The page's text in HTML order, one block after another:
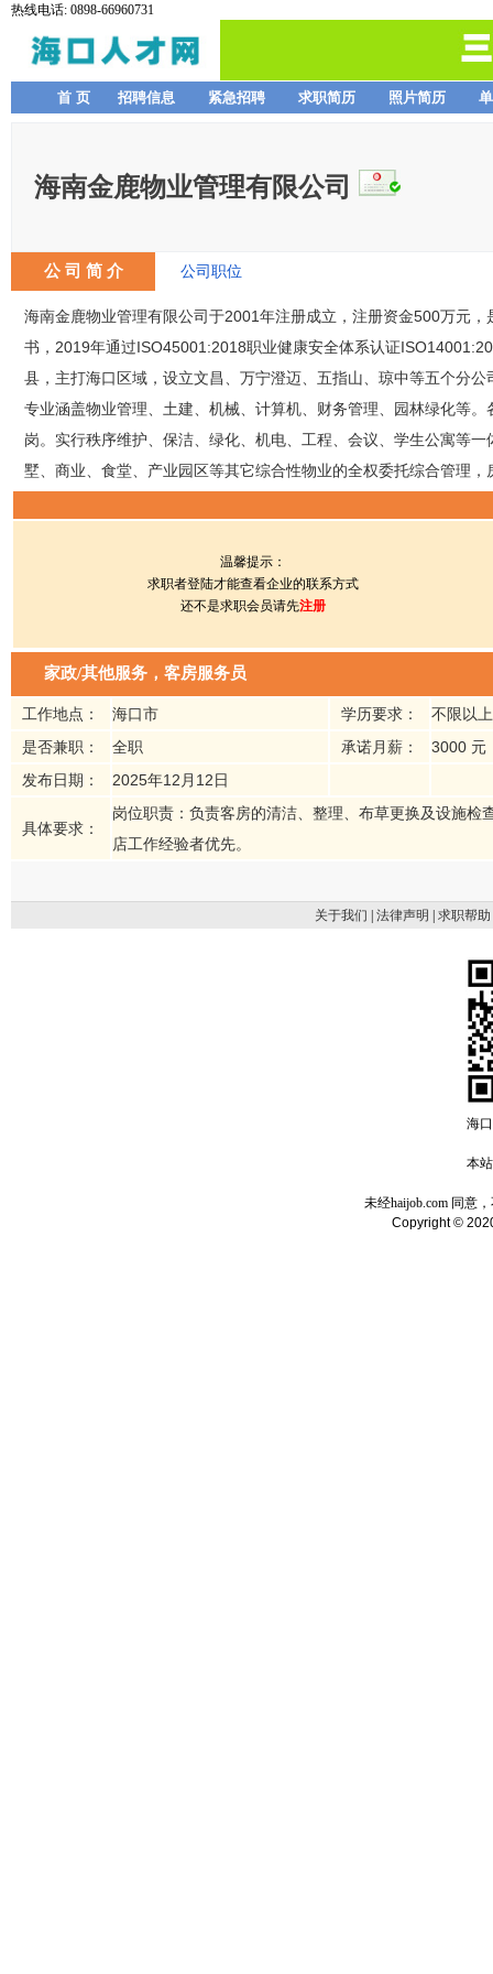
热线电话: 0898-66960731
首 页 招聘信息 紧急招聘 求职简历 照片简历
海南金鹿物业管理有限公司
公 司 简 介 公司职位
海南金鹿物业管理有限公司于2001年注册成立，注册资金500万元
书，2019年通过ISO45001:2018职业健康安全体系认证
县，主打海口区域，设立文昌、万宁澄迈、五指山、琼中等五个分
专业涵盖物业管理、土建、机械、计算机、财务管理、园林绿化等
岗。实行秩序维护、保洁、绿化、机电、工程、会议、学生公寓等
墅、商业、食堂、产业园区等其它综合性物业的全权委托综合管理
温馨提示：
求职者登陆才能查看企业的联系方式
还不是求职会员请先注册
家政/其他服务，客房服务员
工作地点： 海口市 学历要求：
不限以上
是否兼职：
全职 承诺月薪：
3000 元
发布日期：
2025年12月12日
具体要求：
岗位职责：负责客房的清洁、整理、布草更换及设施
店工作经验者优先。
关于我们 法律声明 求职帮助
海
本
未经haijob.com 同意
Copyright ©